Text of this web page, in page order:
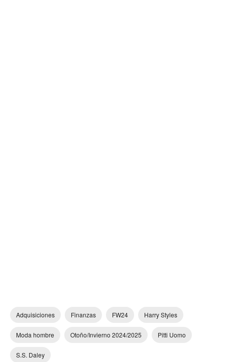
Adquisiciones Finanzas FW24 Harry Styles
Moda hombre Otoño/Invierno 2024/2025 Pitti Uomo
S.S. Daley